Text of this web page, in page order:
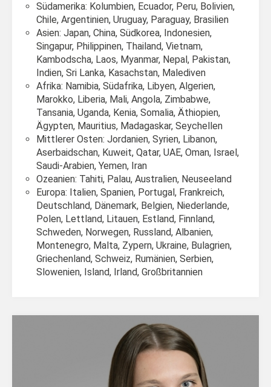
Südamerika: Kolumbien, Ecuador, Peru, Bolivien,
Chile, Argentinien, Uruguay, Paraguay, Brasilien
Asien: Japan, China, Südkorea, Indonesien,
Singapur, Philippinen, Thailand, Vietnam,
Kambodscha, Laos, Myanmar, Nepal, Pakistan,
Indien, Sri Lanka, Kasachstan, Malediven
Afrika: Namibia, Südafrika, Libyen, Algerien,
Marokko, Liberia, Mali, Angola, Zimbabwe,
Tansania, Uganda, Kenia, Somalia, Äthiopien,
Ägypten, Mauritius, Madagaskar, Seychellen
Mittlerer Osten: Jordanien, Syrien, Libanon,
Aserbaidschan, Kuweit, Qatar, UAE, Oman, Israel,
Saudi-Arabien, Yemen, Iran
Ozeanien: Tahiti, Palau, Australien, Neuseeland
Europa: Italien, Spanien, Portugal, Frankreich,
Deutschland, Dänemark, Belgien, Niederlande,
Polen, Lettland, Litauen, Estland, Finnland,
Schweden, Norwegen, Russland, Albanien,
Montenegro, Malta, Zypern, Ukraine, Bulagrien,
Griechenland, Schweiz, Rumänien, Serbien,
Slowenien, Island, Irland, Großbritannien